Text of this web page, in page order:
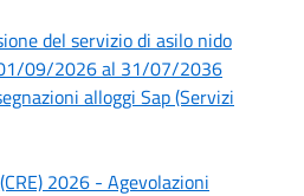
del servizio di asilo nido
09/2026 al 31/07/2036
alloggi Sap (Servizi
2026 - Agevolazioni